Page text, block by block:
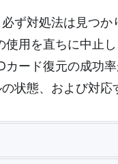
ず対処法は見つ
用を直ちに中止
ード復元の成功
状態、および対応